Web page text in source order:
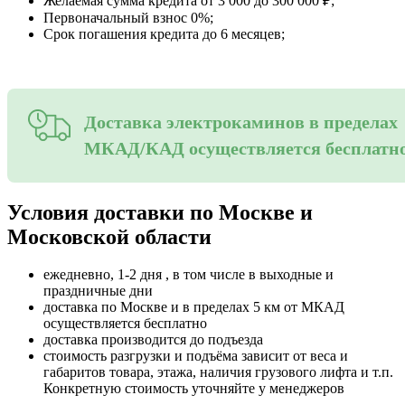
Первоначальный взнос 0%;
Срок погашения кредита до 6 месяцев;
Доставка электрокаминов в пределах
МКАД/КАД осуществляется
Условия доставки по Москве и
Московской области
ежедневно, 1-2 дня , в том числе в выходные и
праздничные дни
доставка по Москве и в пределах 5 км от МКАД
осуществляется бесплатно
доставка производится до подъезда
стоимость разгрузки и подъёма зависит от веса и
габаритов товара, этажа, наличия грузового лифта и т.п.
Конкретную стоимость уточняйте у менеджеров